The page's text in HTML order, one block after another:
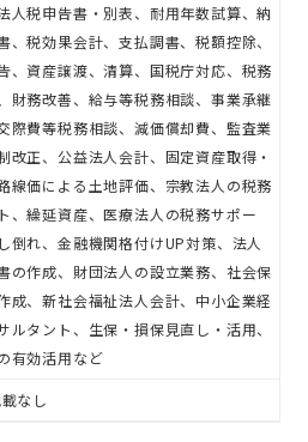
人税申告書・別表、耐用年数試算、納
、税効果会計、支払調書、税額控除、
、資産譲渡、清算、国税庁対応、税務
財務改善、給与等税務相談、事業承継
際費等税務相談、減価償却費、監査業
改正、公益法人会計、固定資産取得・
線価による土地評価、宗教法人の税務
、繰延資産、医療法人の税務サポー
倒れ、金融機関格付けUP対策、法人
の作成、財団法人の設立業務、社会保
成、新社会福祉法人会計、中小企業経
ルタント、生保・損保見直し・活用、
有効活用など
なし